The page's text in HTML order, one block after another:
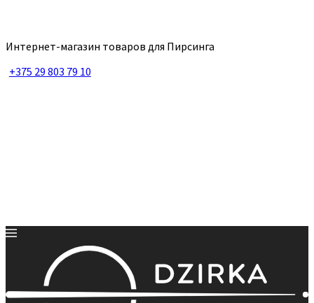
Интернет-магазин товаров для Пирсинга
+375 29 803 79 10